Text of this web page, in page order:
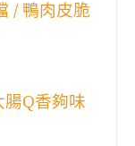
/ 鴨肉皮脆
Q香夠味